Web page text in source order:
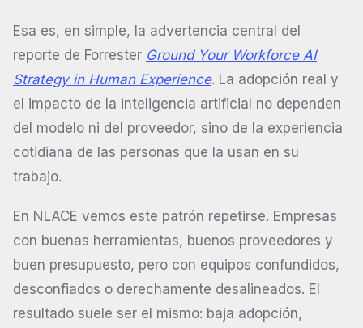
Esa es, en simple, la advertencia central del
reporte de Forrester Ground Your Workforce AI
Strategy in Human Experience. La adopción real y
el impacto de la inteligencia artificial no dependen
del modelo ni del proveedor, sino de la experiencia
cotidiana de las personas que la usan en su
trabajo.
En NLACE vemos este patrón repetirse. Empresas
con buenas herramientas, buenos proveedores y
buen presupuesto, pero con equipos confundidos,
desconfiados o derechamente desalineados. El
resultado suele ser el mismo: baja adopción,